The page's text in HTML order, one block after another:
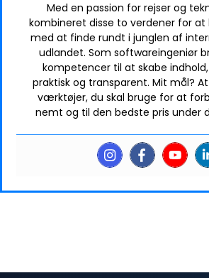
Med en passion for rejser og
kombineret disse to verdener for
med at finde rundt i junglen af
udlandet. Som softwareingeniør
kompetencer til at skabe
praktisk og transparent. Mit mål?
værktøjer, du skal bruge for at
nemt og til den bedste pris under